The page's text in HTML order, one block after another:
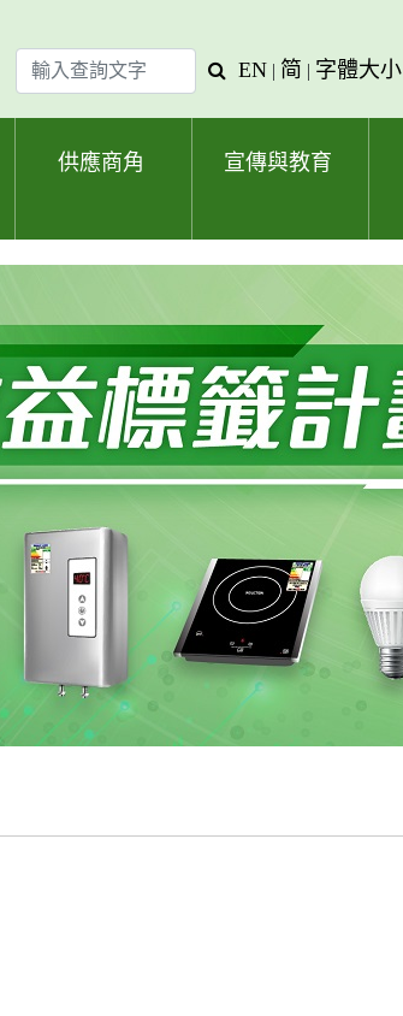
輸
入
查
查
字
EN | 简 | 字體大小
供應商角 宣傳與教育